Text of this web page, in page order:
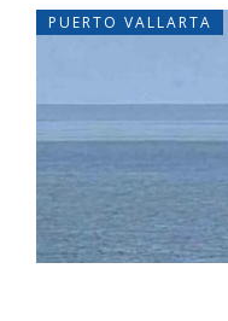
PUERTO VALLARTA